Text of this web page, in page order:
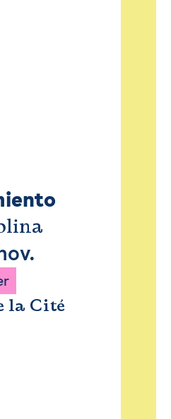
la Cité